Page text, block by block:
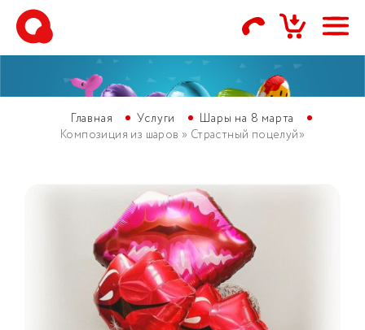
Главная Услуги
Шары на 8 марта
Композиция из шаров » Страстный поцелуй»